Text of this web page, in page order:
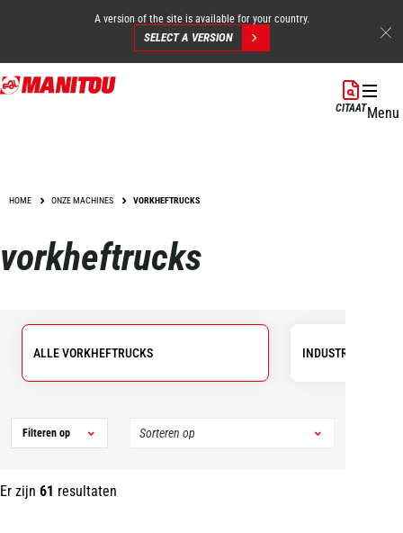
Overslaan
en
A version of the site is available for your country.
SELECT A VERSION
CITAATMenu
HOME ONZE MACHINES VORKHEFTRUCKS
vorkheftrucks
ALLE VORKHEFTRUCKS INDUSTRIËLE
Er zijn 61 resultaten
Filteren op